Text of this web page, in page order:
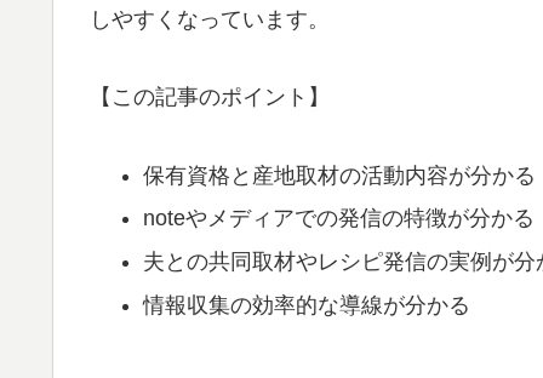
しやすくなっています。
【この記事のポイント】
保有資格と産地取材の活動内容が分かる
noteやメディアでの発信の特徴が分かる
夫との共同取材やレシピ発信の実例が分
情報収集の効率的な導線が分かる